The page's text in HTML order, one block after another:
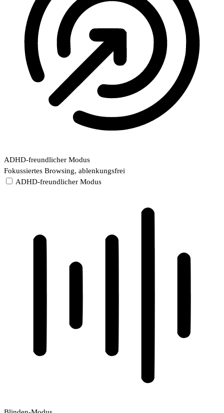
ADHD-freundlicher Modus
Fokussiertes Browsing, ablenkungsfrei
ADHD-freundlicher Modus